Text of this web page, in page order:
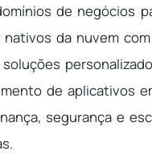
de negócios
da nuvem
de aplicativos
segurança e